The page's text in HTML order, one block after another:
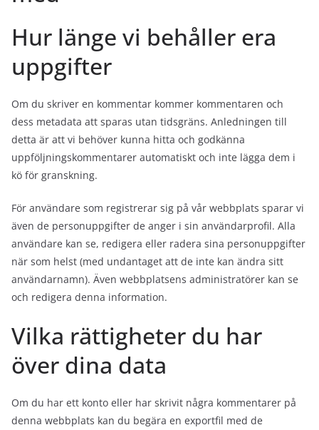
Hur länge vi behåller era
uppgifter
Om du skriver en kommentar kommer kommentaren och
dess metadata att sparas utan tidsgräns. Anledningen till
detta är att vi behöver kunna hitta och godkänna
uppföljningskommentarer automatiskt och inte lägga dem i
kö för granskning.
För användare som registrerar sig på vår webbplats sparar vi
även de personuppgifter de anger i sin användarprofil. Alla
användare kan se, redigera eller radera sina personuppgifter
när som helst (med undantaget att de inte kan ändra sitt
användarnamn). Även webbplatsens administratörer kan se
och redigera denna information.
Vilka rättigheter du har
över dina data
Om du har ett konto eller har skrivit några kommentarer på
denna webbplats kan du begära en exportfil med de